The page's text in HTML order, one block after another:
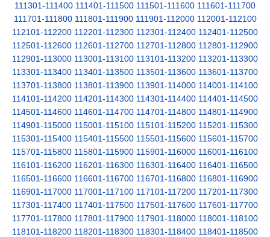
111301-111400 111401-111500 111501-111600 111601-111700
111701-111800 111801-111900 111901-112000 112001-112100
112101-112200 112201-112300 112301-112400 112401-112500
112501-112600 112601-112700 112701-112800 112801-112900
112901-113000 113001-113100 113101-113200 113201-113300
113301-113400 113401-113500 113501-113600 113601-113700
113701-113800 113801-113900 113901-114000 114001-114100
114101-114200 114201-114300 114301-114400 114401-114500
114501-114600 114601-114700 114701-114800 114801-114900
114901-115000 115001-115100 115101-115200 115201-115300
115301-115400 115401-115500 115501-115600 115601-115700
115701-115800 115801-115900 115901-116000 116001-116100
116101-116200 116201-116300 116301-116400 116401-116500
116501-116600 116601-116700 116701-116800 116801-116900
116901-117000 117001-117100 117101-117200 117201-117300
117301-117400 117401-117500 117501-117600 117601-117700
117701-117800 117801-117900 117901-118000 118001-118100
118101-118200 118201-118300 118301-118400 118401-118500